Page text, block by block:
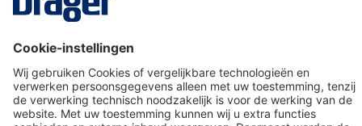
Dräger klantenservice